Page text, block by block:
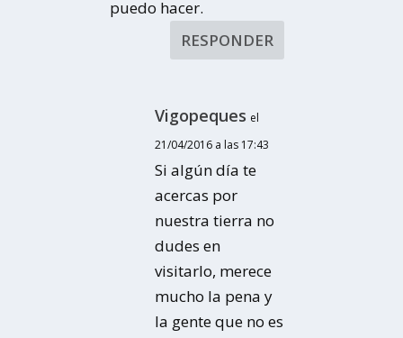
puedo hacer.
RESPONDER
Vigopeques el
21/04/2016 a las 17:43
Si algún día te
acercas por
nuestra tierra no
dudes en
visitarlo, merece
mucho la pena y
la gente que no es